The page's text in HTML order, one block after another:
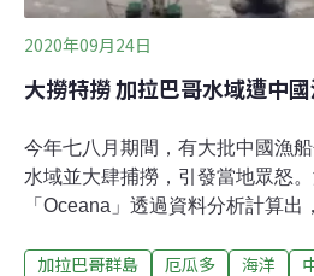
2020年09月24日
大撈特撈 加拉巴哥水域遭中國
今年七八月期間，有大批中國漁
水域並大肆捕撈，引發當地眾怒
「Oceana」透過資料分析計算出
類，捕撈時間多達73,000小時，
加拉巴哥群島 厄瓜多 海洋